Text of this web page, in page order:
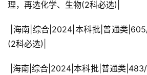
理，再选化学、生物(2科必选)|
(2科必选)|